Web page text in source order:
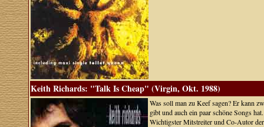
Keith Richards: "Talk Is Cheap" (Virgin, Okt. 1988)
Was soll man zu Keef sagen? Er kann
gibt und auch ein paar schöne Songs
Wichtigster Mitstreiter und Co-Autor